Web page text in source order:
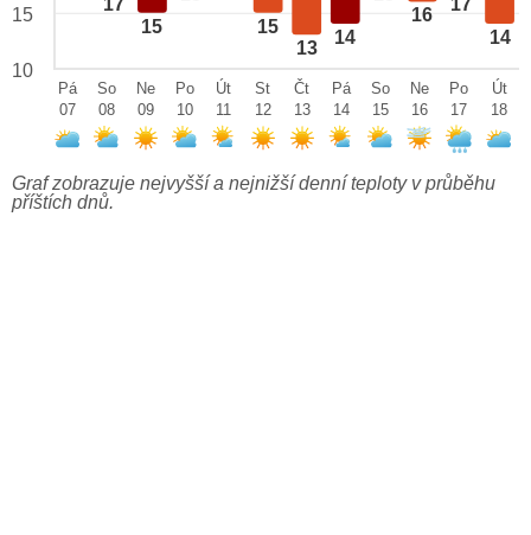
17
15 15
13
14
16
17
14
15
10
Pá
07
So
08
Ne
09
Po
10
Út
11
St
12
Čt
13
Pá
14
So
15
Ne
16
Po
17
Út
18
Graf zobrazuje nejvyšší a nejnižší denní teploty v průběhu
příštích dnů.